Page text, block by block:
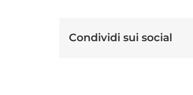
Condividi sui social